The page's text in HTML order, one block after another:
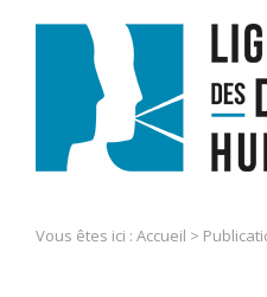
Vous êtes ici : Accueil >